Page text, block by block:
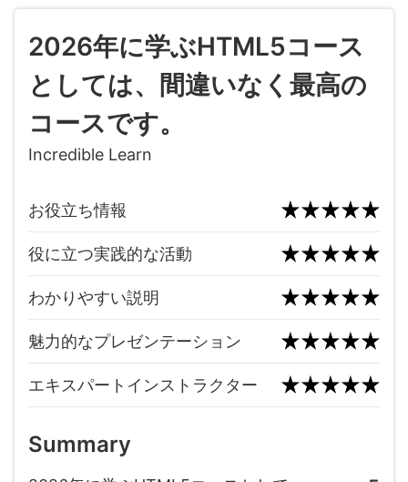
2026年に学ぶHTML5コース
としては、間違いなく最高の
コースです。
Incredible Learn
お役立ち情報
役に立つ実践的な活動
わかりやすい説明
魅力的なプレゼンテーション
エキスパートインストラクター
Summary